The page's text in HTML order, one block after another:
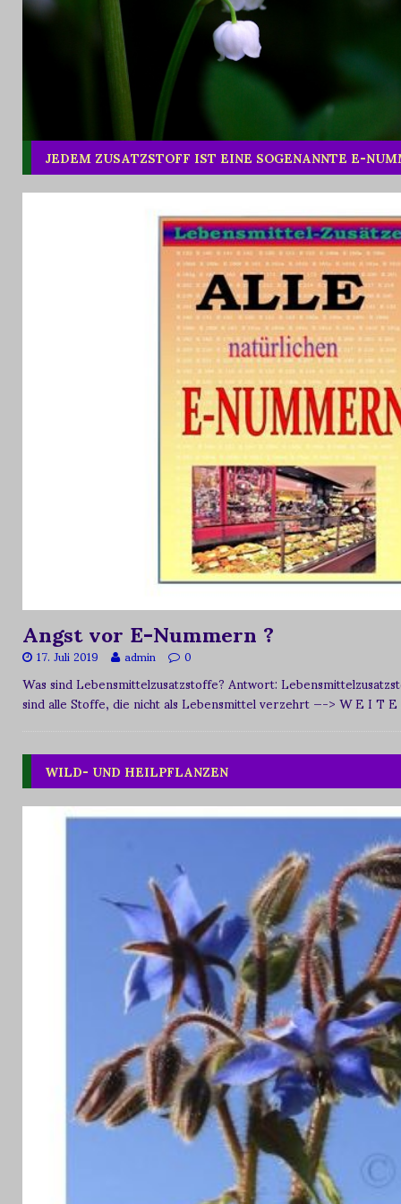
JEDEM ZUSATZSTOFF IST EINE SOGENANNTE E-
Angst vor E-Nummern ?
17. Juli 2019 admin 0
Was sind Lebensmittelzusatzstoffe? Antwort:
sind alle Stoffe, die nicht als Lebensmittel verzehrt—-> W E I T
WILD- UND HEILPFLANZEN